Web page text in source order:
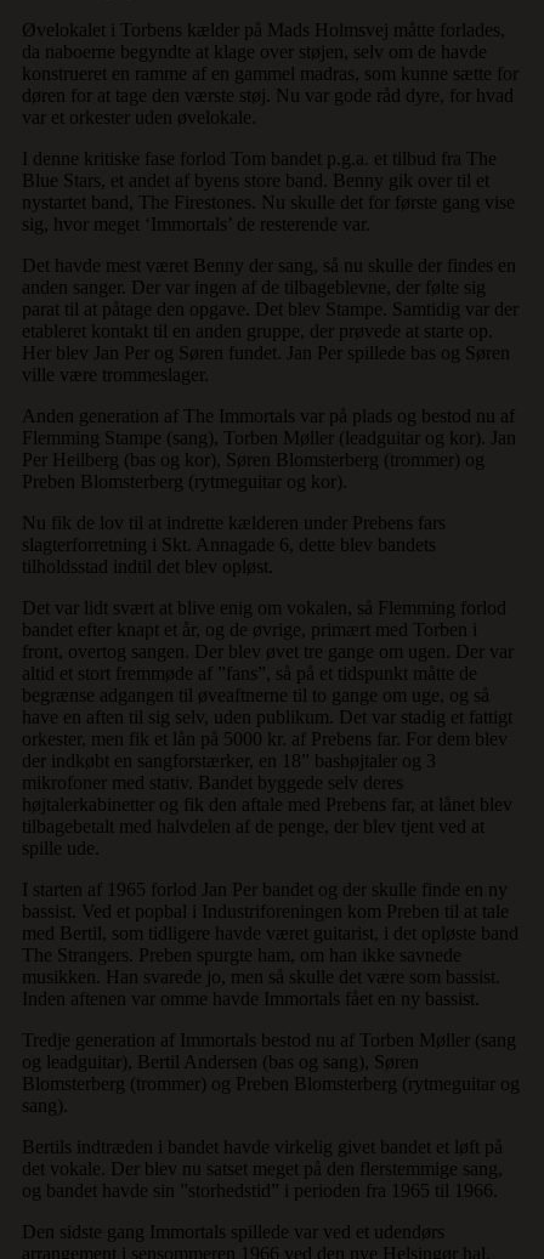
Øvelokalet i Torbens kælder på Mads Holmsvej måtte forlades,
da naboerne begyndte at klage over støjen, selv om de havde
konstrueret en ramme af en gammel madras, som kunne sætte for
døren for at tage den værste støj. Nu var gode råd dyre, for hvad
var et orkester uden øvelokale.
I denne kritiske fase forlod Tom bandet p.g.a. et tilbud fra The
Blue Stars, et andet af byens store band. Benny gik over til et
nystartet band, The Firestones. Nu skulle det for første gang vise
sig, hvor meget ‘Immortals’ de resterende var.
Det havde mest været Benny der sang, så nu skulle der findes en
anden sanger. Der var ingen af de tilbageblevne, der følte sig
parat til at påtage den opgave. Det blev Stampe. Samtidig var der
etableret kontakt til en anden gruppe, der prøvede at starte op.
Her blev Jan Per og Søren fundet. Jan Per spillede bas og Søren
ville være trommeslager.
Anden generation af The Immortals var på plads og bestod nu af
Flemming Stampe (sang), Torben Møller (leadguitar og kor). Jan
Per Heilberg (bas og kor), Søren Blomsterberg (trommer) og
Preben Blomsterberg (rytmeguitar og kor).
Nu fik de lov til at indrette kælderen under Prebens fars
slagterforretning i Skt. Annagade 6, dette blev bandets
tilholdsstad indtil det blev opløst.
Det var lidt svært at blive enig om vokalen, så Flemming forlod
bandet efter knapt et år, og de øvrige, primært med Torben i
front, overtog sangen. Der blev øvet tre gange om ugen. Der var
altid et stort fremmøde af ”fans”, så på et tidspunkt måtte de
begrænse adgangen til øveaftnerne til to gange om uge, og så
have en aften til sig selv, uden publikum. Det var stadig et fattigt
orkester, men fik et lån på 5000 kr. af Prebens far. For dem blev
der indkøbt en sangforstærker, en 18” bashøjtaler og 3
mikrofoner med stativ. Bandet byggede selv deres
højtalerkabinetter og fik den aftale med Prebens far, at lånet blev
tilbagebetalt med halvdelen af de penge, der blev tjent ved at
spille ude.
I starten af 1965 forlod Jan Per bandet og der skulle finde en ny
bassist. Ved et popbal i Industriforeningen kom Preben til at tale
med Bertil, som tidligere havde været guitarist, i det opløste band
The Strangers. Preben spurgte ham, om han ikke savnede
musikken. Han svarede jo, men så skulle det være som bassist.
Inden aftenen var omme havde Immortals fået en ny bassist.
Tredje generation af Immortals bestod nu af Torben Møller (sang
og leadguitar), Bertil Andersen (bas og sang), Søren
Blomsterberg (trommer) og Preben Blomsterberg (rytmeguitar og
sang).
Bertils indtræden i bandet havde virkelig givet bandet et løft på
det vokale. Der blev nu satset meget på den flerstemmige sang,
og bandet havde sin ”storhedstid” i perioden fra 1965 til 1966.
Den sidste gang Immortals spillede var ved et udendørs
arrangement i sensommeren 1966 ved den nye Helsingør hal.